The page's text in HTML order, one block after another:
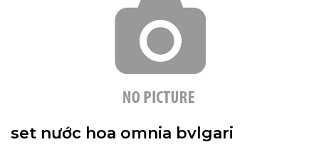
set nước hoa omnia bvlgari